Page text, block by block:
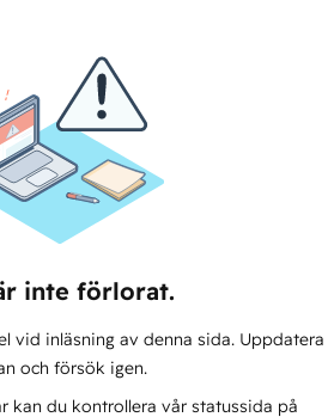
inte förlorat.
vid inläsning av denna sida. Uppdatera
och försök igen.
kan du kontrollera vår statussida på